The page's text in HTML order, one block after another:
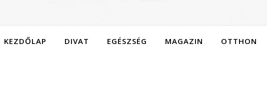
KEZDŐLAP DIVAT EGÉSZSÉG MAGAZIN OTTHON